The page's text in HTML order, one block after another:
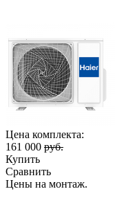
Цена комплекта:
161 000 руб.
Купить
Сравнить
Цены на монтаж.